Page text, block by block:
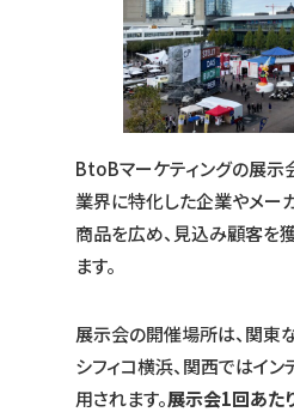
BtoBマーケティングの展示
業界に特化した企業やメー
商品を広め、見込み顧客を
ます。
展示会の開催場所は、関東
シフィコ横浜、関西ではイ
用されます。展示会1回あた